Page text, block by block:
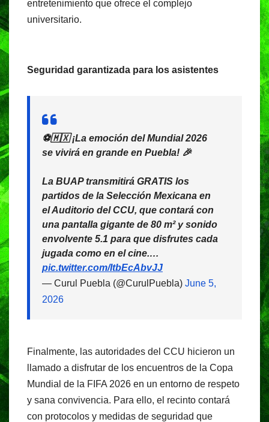
entretenimiento que ofrece el complejo
universitario.
Seguridad garantizada para los asistentes
⚽🇲🇽 ¡La emoción del Mundial 2026
se vivirá en grande en Puebla! 🎉
La BUAP transmitirá GRATIS los
partidos de la Selección Mexicana en
el Auditorio del CCU, que contará con
una pantalla gigante de 80 m² y sonido
envolvente 5.1 para que disfrutes cada
jugada como en el cine.…
pic.twitter.com/ItbEcAbvJJ
— Curul Puebla (@CurulPuebla) June 5,
2026
Finalmente, las autoridades del CCU hicieron un
llamado a disfrutar de los encuentros de la Copa
Mundial de la FIFA 2026 en un entorno de respeto
y sana convivencia. Para ello, el recinto contará
con protocolos y medidas de seguridad que